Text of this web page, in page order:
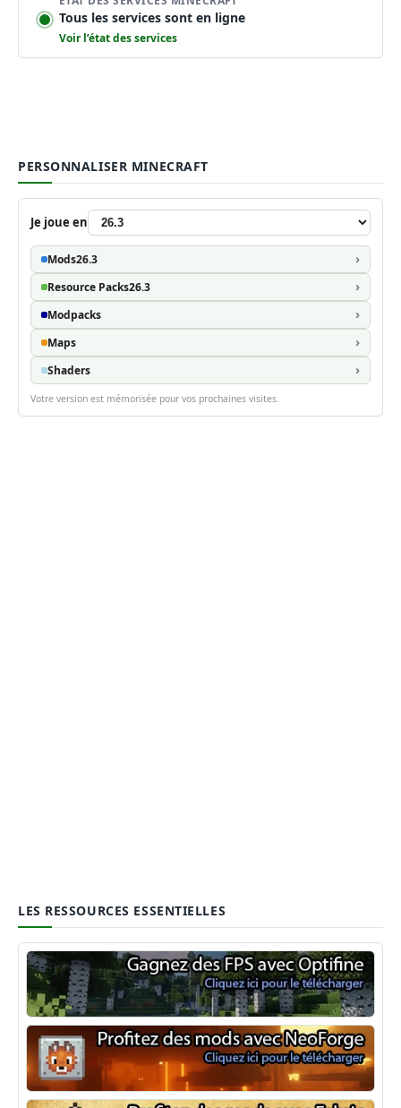
Tous les services sont en ligne
Voir l’état des services
PERSONNALISER MINECRAFT
Je joue en
Mods26.3
Resource Packs26.3
Modpacks
Maps
Shaders
Votre version est mémorisée pour vos prochaines visites.
LES RESSOURCES ESSENTIELLES
Optifine
NeoForge